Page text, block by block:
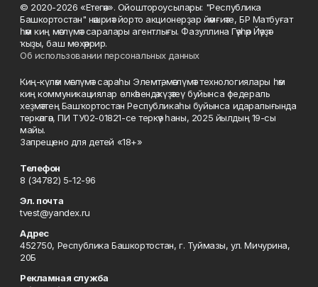
© 2020-2026 «Етегән». Ойоштороусылары: "Республика
Башкортостан" нәшриәт йорто акционерҙар йәмғиәте, БР Матбуғат
һәм киң мәғлүмәт саралары агентлығы. Фазуллина Гәүһәр Йәүҙәт
ҡыҙы, баш мөхәррир.
Об использовании персональных данных
Киң-күләм мәғлүмәт сараһы Элемтә, мәғлүмәт технологиялары һәм
киң коммуникациялар өлкәһендә күҙәтеү буйынса федераль
хеҙмәттең Башҡортостан Республикаһы буйынса идаралығында
теркәлгән, ПИ ТУ02-01821-се теркәү һаны, 2025 йылдың 19-сы
майы.
Запрещено для детей «18+»
Телефон
8 (34782) 5-12-96
Эл. почта
tvest@yandex.ru
Адрес
452750, Республика Башкортостан, г. Туймазы, ул. Мичурина,
20Б
Рекламная служба